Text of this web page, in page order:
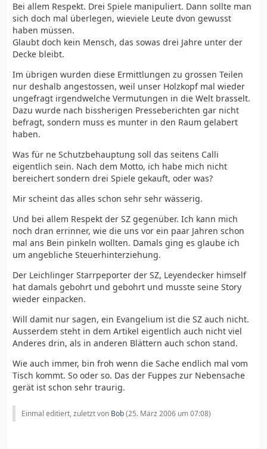
Bei allem Respekt. Drei Spiele manipuliert. Dann sollte man
sich doch mal überlegen, wieviele Leute dvon gewusst
haben müssen.
Glaubt doch kein Mensch, das sowas drei Jahre unter der
Decke bleibt.
Im übrigen wurden diese Ermittlungen zu grossen Teilen
nur deshalb angestossen, weil unser Holzkopf mal wieder
ungefragt irgendwelche Vermutungen in die Welt brasselt.
Dazu wurde nach bissherigen Presseberichten gar nicht
befragt, sondern muss es munter in den Raum gelabert
haben.
Was für ne Schutzbehauptung soll das seitens Calli
eigentlich sein. Nach dem Motto, ich habe mich nicht
bereichert sondern drei Spiele gekauft, oder was?
Mir scheint das alles schon sehr sehr wässerig.
Und bei allem Respekt der SZ gegenüber. Ich kann mich
noch dran errinner, wie die uns vor ein paar Jahren schon
mal ans Bein pinkeln wollten. Damals ging es glaube ich
um angebliche Steuerhinterziehung.
Der Leichlinger Starrpeporter der SZ, Leyendecker himself
hat damals gebohrt und gebohrt und musste seine Story
wieder einpacken.
Will damit nur sagen, ein Evangelium ist die SZ auch nicht.
Ausserdem steht in dem Artikel eigentlich auch nicht viel
Anderes drin, als in anderen Blättern auch schon stand.
Wie auch immer, bin froh wenn die Sache endlich mal vom
Tisch kommt. So oder so. Das der Fuppes zur Nebensache
gerät ist schon sehr traurig.
Einmal editiert, zuletzt von Bob(25. März 2006 um 07:08)